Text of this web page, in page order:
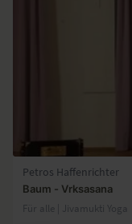
Innenoberschenkel
Dreh die Bizeps aus
und Fußsohle fest
tiefer und nach vorn,
Arme nach oben bis in
Leiste den
nach vorn, bring sie
Petros Haffenrichter
Baum - Vrksasana
Für alle | Jivamukti Yoga